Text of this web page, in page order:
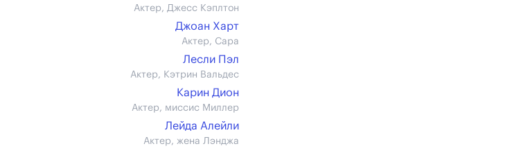
Актер, Джесс Кэплтон
Джоан Харт
Актер, Сара
Лесли Пэл
Актер, Кэтрин Вальдес
Карин Дион
Актер, миссис Миллер
Лейда Алейли
Актер, жена Лэнджа